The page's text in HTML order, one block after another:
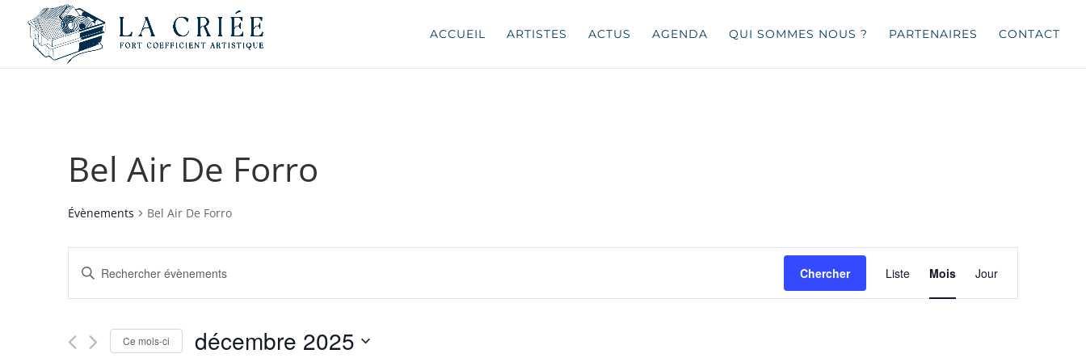
ACCUEIL ARTISTES ACTUS AGENDA QUI SOMMES NOUS ? PARTENAIRES CONTACT
Bel Air De Forro
Évènements Bel Air De Forro
Recherche
et
navigation
vues
Saisir
clé.
Évènements
Chercher
Navigation
de
vues
Liste Mois Jour
Ce mois-ci décembre 2025